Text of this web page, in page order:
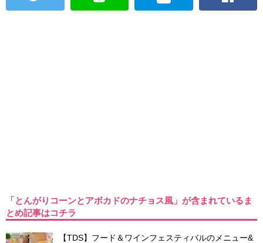
「とんがりコーンとアボカドのナチョス風」が含まれているま
とめ記事はコチラ
【TDS】フード＆ワインフェスティバルのメニュー&